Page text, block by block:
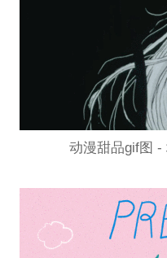
动漫甜品gif图 -